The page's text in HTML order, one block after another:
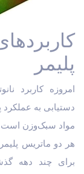
پلیمر
امروزه کاربرد
دستیابی به عملکرد
مواد سبک‌وزن است.
هر دو ماتریس
برای چند دهه